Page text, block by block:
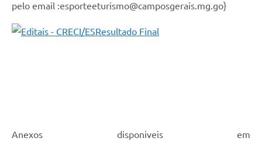
pelo email :esporteeturismo@camposgerais.mg.go}
Resultado Final
Anexos disponiveis em